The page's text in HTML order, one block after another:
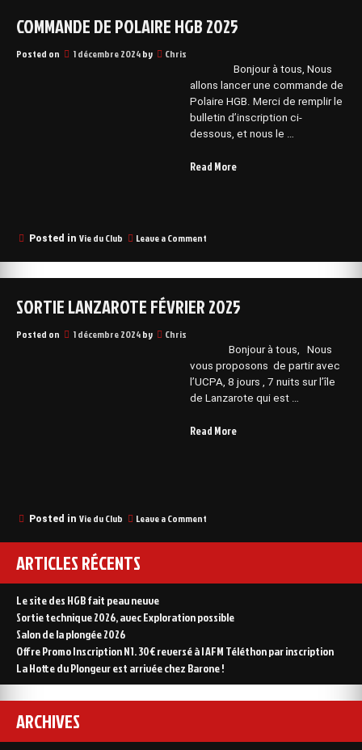
COMMANDE DE POLAIRE HGB 2025
Posted on 1 décembre 2024by Chris
Bonjour à tous, Nous
allons lancer une commande de
Polaire HGB. Merci de remplir le
bulletin d’inscription ci-
dessous, et nous le …
Read More“Commande
Posted in Vie du Club Leave a Comment
de
Polaire
2025
SORTIE LANZAROTE FÉVRIER 2025
Posted on 1 décembre 2024by Chris
Bonjour à tous, Nous
vous proposons de partir avec
l’UCPA, 8 jours , 7 nuits sur l’île
de Lanzarote qui est …
Read More“Sortie
Posted in Vie du Club Leave a Comment
Lanzarote
ARTICLES RÉCENTS
Le site des HGB fait peau neuve
Sortie technique 2026, avec Exploration possible
Salon de la plongée 2026
Offre Promo Inscription N1. 30€ reversé à l AFM Téléthon par inscription
La Hotte du Plongeur est arrivée chez Barone !
ARCHIVES